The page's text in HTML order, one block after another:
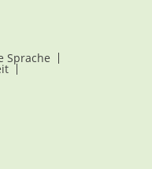
Sprache